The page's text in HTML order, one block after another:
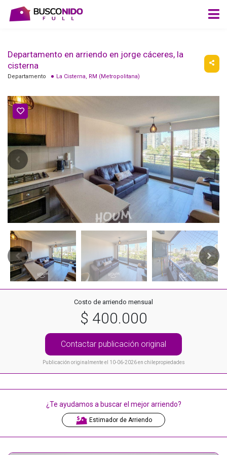
Departamento en arriendo en jorge cáceres, la
cisterna
Departamento La Cisterna, RM (Metropolitana)
Costo de arriendo mensual
$ 400.000
Contactar publicación original
Publicación originalmente el 10-06-2026 en chilepropiedades
¿Te ayudamos a buscar el mejor arriendo?
Estimador de Arriendo